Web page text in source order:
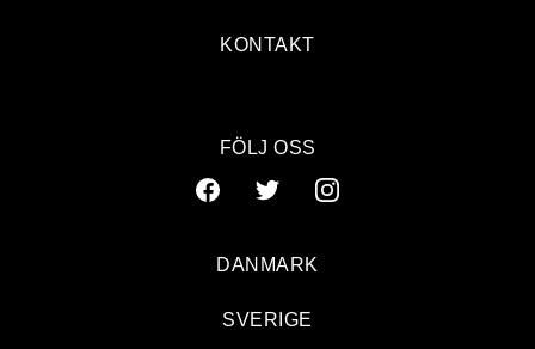
KONTAKT
FÖLJ OSS
DANMARK
SVERIGE